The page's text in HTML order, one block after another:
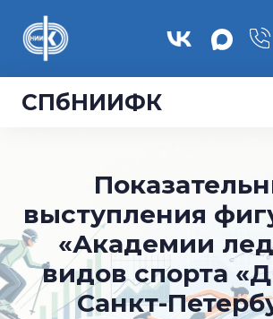
СПбНИИФК
выступления
«Академии
видов спорта
Санкт-